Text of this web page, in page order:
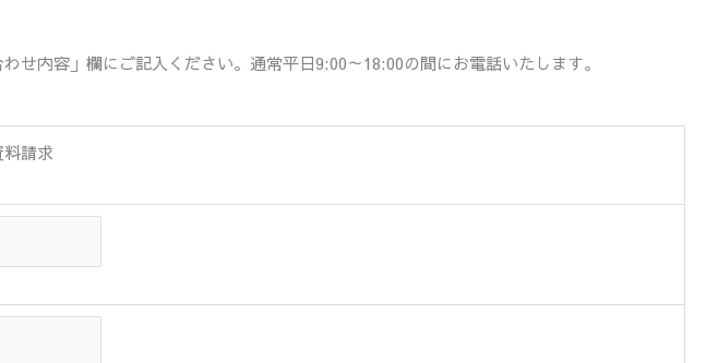
内容」欄にご記入ください。通常平日9:00～18:00の間にお電話いたします。
料請求